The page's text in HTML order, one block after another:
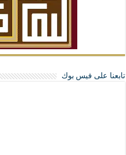
تابعنا على فيس بوك